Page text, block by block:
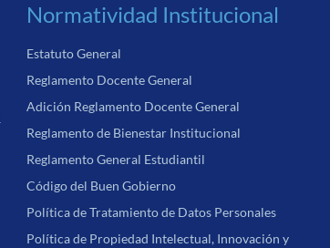
Normatividad Institucional
Estatuto General
Reglamento Docente General
Adición Reglamento Docente General
Reglamento de Bienestar Institucional
Reglamento General Estudiantil
Código del Buen Gobierno
Política de Tratamiento de Datos Personales
Política de Propiedad Intelectual, Innovación y